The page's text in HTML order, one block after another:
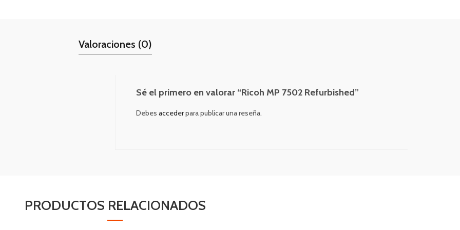
Valoraciones (0)
Sé el primero en valorar “Ricoh MP 7502 Refurbished”
Debes accederpara publicar una reseña.
PRODUCTOS RELACIONADOS